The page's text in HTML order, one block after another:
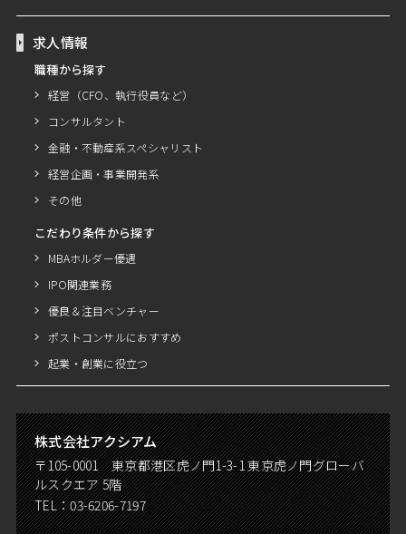
求人情報
職種から探す
経営（CFO、執行役員など）
コンサルタント
金融・不動産系スペシャリスト
経営企画・事業開発系
その他
こだわり条件から探す
MBAホルダー優遇
IPO関連業務
優良＆注目ベンチャー
ポストコンサルにおすすめ
起業・創業に役立つ
株式会社アクシアム
〒105-0001 東京都港区虎ノ門1-3-1 東京虎ノ門グローバ
ルスクエア 5階
TEL：03-6206-7197